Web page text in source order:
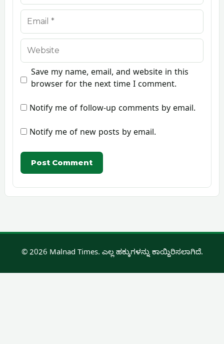
Email
Website
Save my name, email, and website in this
browser for the next time I comment.
Notify me of follow-up comments by email.
Notify me of new posts by email.
© 2026 Malnad Times. ಎಲ್ಲ ಹಕ್ಕುಗಳನ್ನು ಕಾಯ್ದಿರಿಸಲಾಗಿದೆ.